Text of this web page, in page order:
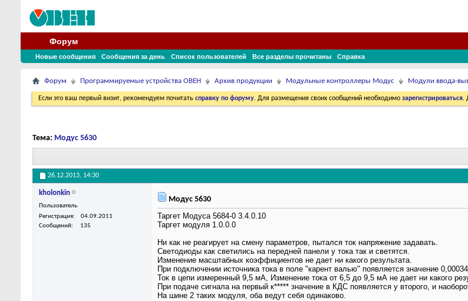
Форум
Новые сообщения Сообщения за день Список пользователей Все разделы прочитаны Справка
Форум Программируемые устройства ОВЕН Архив продукции Модульные контроллеры Модус Модули ввода-
Если это ваш первый визит, рекомендуем почитать справку по форуму. Для размещения своих сообщений необходимо зарегистрироваться.
Тема: Модус 5630
26.12.2013, 14:30
kholonkin
Пользователь
Регистрация
04.09.2011
Сообщений
135
Модус 5630
Таргет Модуса 5684-0 3.4.0.10
Таргет модуля 1.0.0.0
Ни как не реагирует на смену параметров, пытался ток напряжение задавать.
Светодиоды как светились на передней панели у тока так и светятся.
Изменение масштабных коэффициентов не дает ни какого результата.
При подключении источника тока в поле "карент валью" появляется значение
Ток в цепи измеренный 9,5 мА, Изменение тока от 6,5 до 9,5 мА не дает ни какого
При подаче сигнала на первый к***** значение в КДС появляется у второго, и
На шине 2 таких модуля, оба ведут себя одинаково.